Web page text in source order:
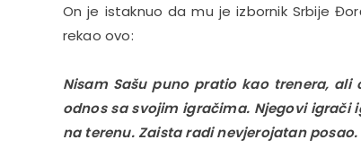
On je istaknuo da mu je izbornik Srbije
rekao ovo:
Nisam Sašu puno pratio kao trenera,
odnos sa svojim igračima. Njegovi igrači
na terenu. Zaista radi nevjerojatan posao.